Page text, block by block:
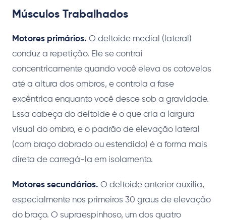
Músculos Trabalhados
Motores primários. O deltoide medial (lateral)
conduz a repetição. Ele se contrai
concentricamente quando você eleva os cotovelos
até a altura dos ombros, e controla a fase
excêntrica enquanto você desce sob a gravidade.
Essa cabeça do deltoide é o que cria a largura
visual do ombro, e o padrão de elevação lateral
(com braço dobrado ou estendido) é a forma mais
direta de carregá-la em isolamento.
Motores secundários. O deltoide anterior auxilia,
especialmente nos primeiros 30 graus de elevação
do braço. O supraespinhoso, um dos quatro